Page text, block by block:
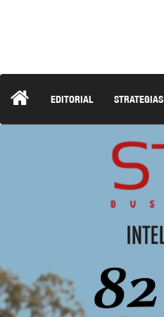
EDITORIAL STRATEGIAS